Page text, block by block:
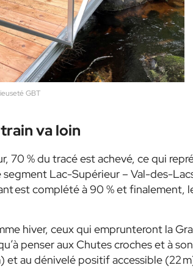
GBT
va loin
70 % du tracé est achevé, ce qui
segment Lac-Supérieur – Val-des-
est complété à 90 % et finalement,
hiver, ceux qui emprunteront la
penser aux Chutes croches et à
et au dénivelé positif accessible (22